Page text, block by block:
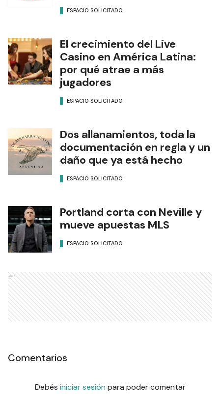
ESPACIO SOLICITADO
El crecimiento del Live
Casino en América Latina:
por qué atrae a más
jugadores
ESPACIO SOLICITADO
Dos allanamientos, toda la
documentación en regla y un
daño que ya está hecho
ESPACIO SOLICITADO
Portland corta con Neville y
mueve apuestas MLS
ESPACIO SOLICITADO
Ads
Comentarios
Debés iniciar sesión para poder comentar